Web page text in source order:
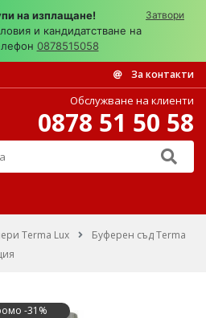
на изплащане!
и кандидатстване на
0878515058
Затвори
За контакти
Обслужване на клиенти
0878 51 50 58
Terma Lux
Буферен съд Terma
-31%